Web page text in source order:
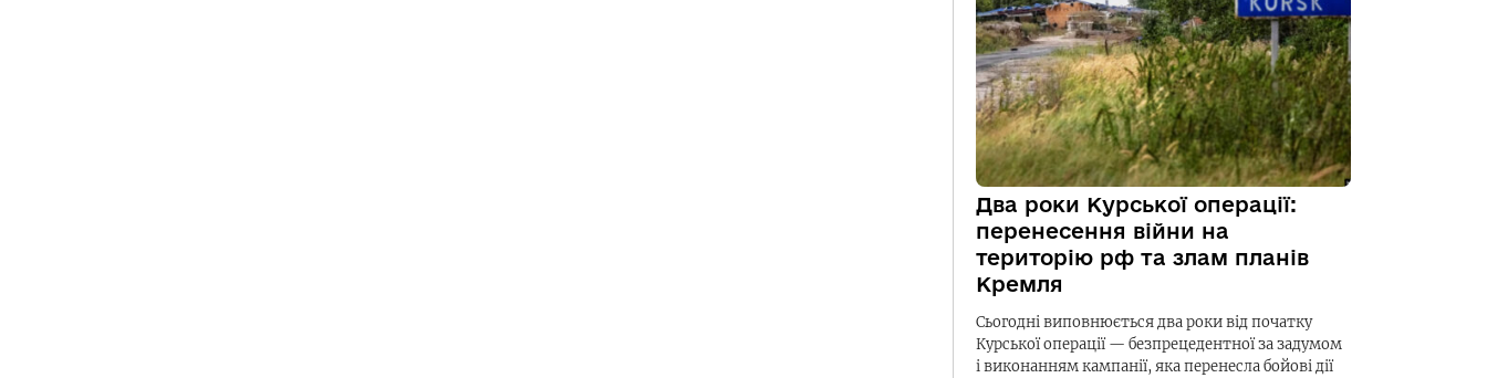
Два роки Курської операції:
перенесення війни на
територію рф та злам планів
Кремля
Сьогодні виповнюється два роки від початку
Курської операції — безпрецедентної за задумом
і виконанням кампанії, яка перенесла бойові дії